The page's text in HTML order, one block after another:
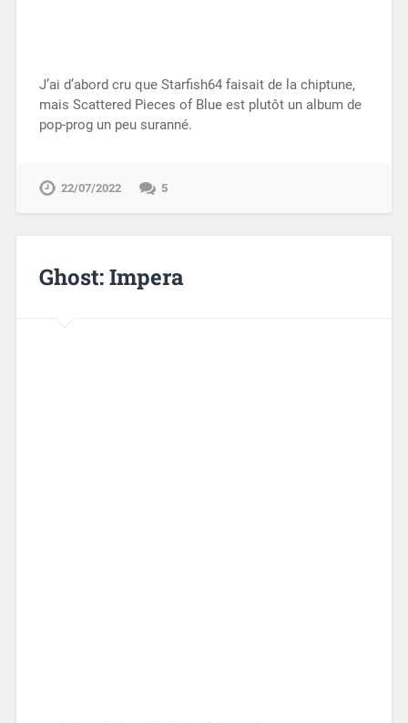
J’ai d’abord cru que Starfish64 faisait de la chiptune,
mais Scattered Pieces of Blue est plutôt un album de
pop-prog un peu suranné.
22/07/2022 5
Ghost: Impera